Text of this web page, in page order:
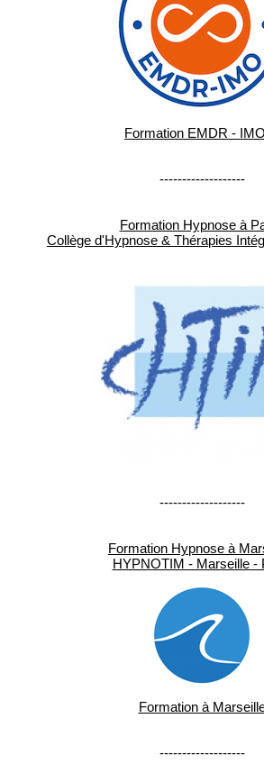
Formation EMDR -
-------------------
Formation Hypnose à
Collège d'Hypnose & Thérapies
-------------------
Formation Hypnose à
HYPNOTIM - Marseille -
Formation à
-------------------